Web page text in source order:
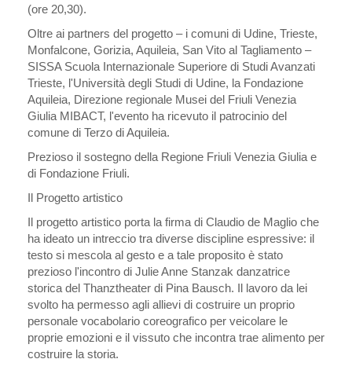
(ore 20,30).
Oltre ai partners del progetto – i comuni di Udine, Trieste,
Monfalcone, Gorizia, Aquileia, San Vito al Tagliamento –
SISSA Scuola Internazionale Superiore di Studi Avanzati
Trieste, l'Università degli Studi di Udine, la Fondazione
Aquileia, Direzione regionale Musei del Friuli Venezia
Giulia MIBACT, l'evento ha ricevuto il patrocinio del
comune di Terzo di Aquileia.
Prezioso il sostegno della Regione Friuli Venezia Giulia e
di Fondazione Friuli.
Il Progetto artistico
Il progetto artistico porta la firma di Claudio de Maglio che
ha ideato un intreccio tra diverse discipline espressive: il
testo si mescola al gesto e a tale proposito è stato
prezioso l'incontro di Julie Anne Stanzak danzatrice
storica del Thanztheater di Pina Bausch. Il lavoro da lei
svolto ha permesso agli allievi di costruire un proprio
personale vocabolario coreografico per veicolare le
proprie emozioni e il vissuto che incontra trae alimento per
costruire la storia.